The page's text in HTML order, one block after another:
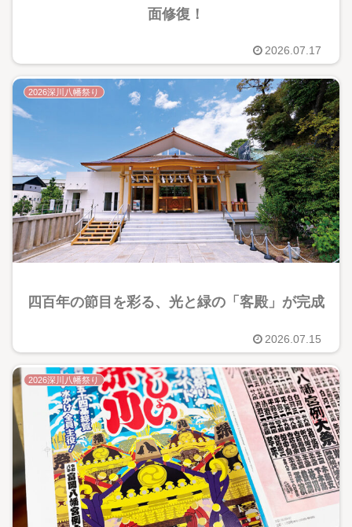
面修復！
2026.07.17
2026深川八幡祭り
四百年の節目を彩る、光と緑の「客殿」が完成
2026.07.15
2026深川八幡祭り